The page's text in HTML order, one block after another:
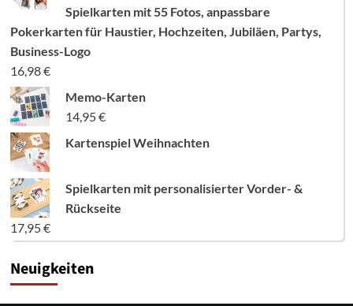
Spielkarten mit 55 Fotos, anpassbare
Pokerkarten für Haustier, Hochzeiten, Jubiläen, Partys,
Business-Logo
16,98€
Memo-Karten
14,95€
Kartenspiel Weihnachten
Spielkarten mit personalisierter Vorder- &
Rückseite
17,95€
Neuigkeiten